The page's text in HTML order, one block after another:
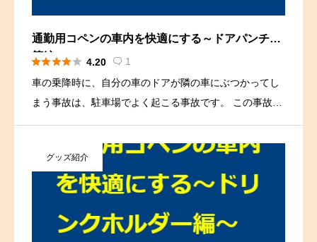
通勤用コペンの車内を快適にする～ドアパンチ対
策編～
 4.20  1
車の乗降時に、自分の車のドアが隣の車にぶつかってし
まう事故は、駐車場でよく起こる事故です。 この事故
は、車のサイズや駐車スペースの広さなど、さまざまな
要因が重なって起こるものですが、少しの注意で防ぐこ
とができます。 ここ […]
グッズ紹介